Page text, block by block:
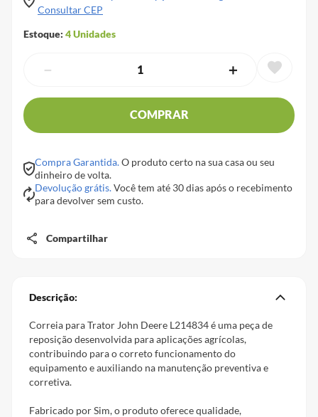
Consultar CEP
Estoque: 4Unidades
＋
－
COMPRAR
Compra Garantida.O produto certo na sua casa ou seu
dinheiro de volta.
Devolução grátis.Você tem até 30 dias após o recebimento
para devolver sem custo.
Compartilhar
Descrição:
Correia para Trator John Deere L214834 é uma peça de
reposição desenvolvida para aplicações agrícolas,
contribuindo para o correto funcionamento do
equipamento e auxiliando na manutenção preventiva e
corretiva.
Fabricado por Sim, o produto oferece qualidade,